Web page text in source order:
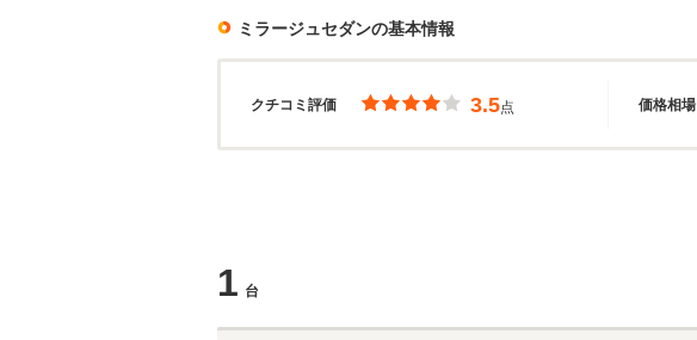
ミラージュセダンの基本情報
クチコミ評価 価格相場
3.5点
1 台